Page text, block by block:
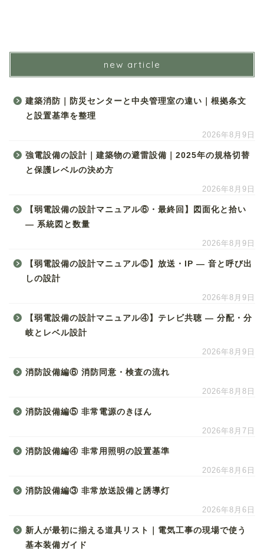
new article
建築消防｜防災センターと中央管理室の違い｜根拠条文
と設置基準を整理
2026年8月9日
強電設備の設計｜建築物の避雷設備｜2025年の規格切替
と保護レベルの決め方
2026年8月9日
【弱電設備の設計マニュアル⑥・最終回】図面化と拾い
― 系統図と数量
2026年8月9日
【弱電設備の設計マニュアル⑤】放送・IP ― 音と呼び出
しの設計
2026年8月9日
【弱電設備の設計マニュアル④】テレビ共聴 ― 分配・分
岐とレベル設計
2026年8月9日
消防設備編⑥ 消防同意・検査の流れ
2026年8月8日
消防設備編⑤ 非常電源のきほん
2026年8月7日
消防設備編④ 非常用照明の設置基準
2026年8月6日
消防設備編③ 非常放送設備と誘導灯
2026年8月6日
新人が最初に揃える道具リスト｜電気工事の現場で使う
基本装備ガイド